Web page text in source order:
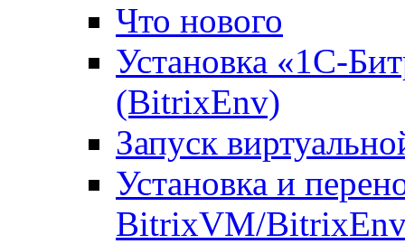
Что нового
Установка «1С-
(BitrixEnv)
Запуск
Установка и
BitrixVM/